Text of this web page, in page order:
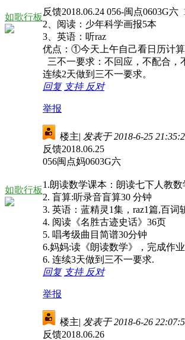
如歌行板
反馈2018.06.24 056-闽点0603G
2、阅读：少年科学画报5本
3、英语：听raz
优点：①今天上午自己看日历计
三不一要求：不回应，不配合，
连续2天做到三不一要求。
回复 支持 反对
举报
如歌行板
楼主| 发表于 2018-6-25
反馈2018.06.25
056闽点妈0603G六
1.朗读数学课本：朗读七下人教
2. 盲算:听录音盲算30 分钟
3. 英语：蓝精灵1集，raz1篇,百词
4. 阅读《名胜古迹史话》36页
5. 唱考级曲目简谱30分钟
6.妈妈:读《朗读数学》，完成作
6. 连续3天做到三不一要求.
回复 支持 反对
举报
楼主| 发表于 2018-6-26
反馈2018.06.26